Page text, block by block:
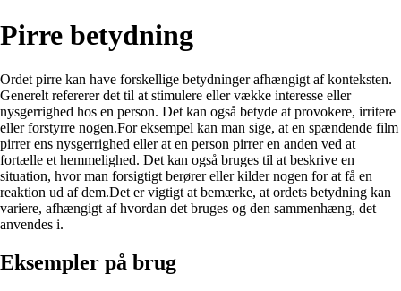
Pirre betydning
Ordet pirre kan have forskellige betydninger afhængigt af konteksten.
Generelt refererer det til at stimulere eller vække interesse eller
nysgerrighed hos en person. Det kan også betyde at provokere, irritere
eller forstyrre nogen.For eksempel kan man sige, at en spændende film
pirrer ens nysgerrighed eller at en person pirrer en anden ved at
fortælle et hemmelighed. Det kan også bruges til at beskrive en
situation, hvor man forsigtigt berører eller kilder nogen for at få en
reaktion ud af dem.Det er vigtigt at bemærke, at ordets betydning kan
variere, afhængigt af hvordan det bruges og den sammenhæng, det
anvendes i.
Eksempler på brug